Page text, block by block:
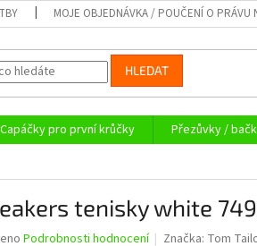
MOJE OBJEDNÁVKA / POUČENÍ O PRÁVU
HLEDAT
Capáčky pro první krůčky Přezůvky /
tenisky white
Podrobnosti hodnocení Značka: Tom